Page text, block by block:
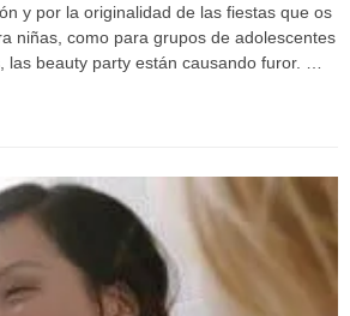
y por la originalidad de las fiestas que os
niñas, como para grupos de adolescentes
las beauty party están causando furor. …